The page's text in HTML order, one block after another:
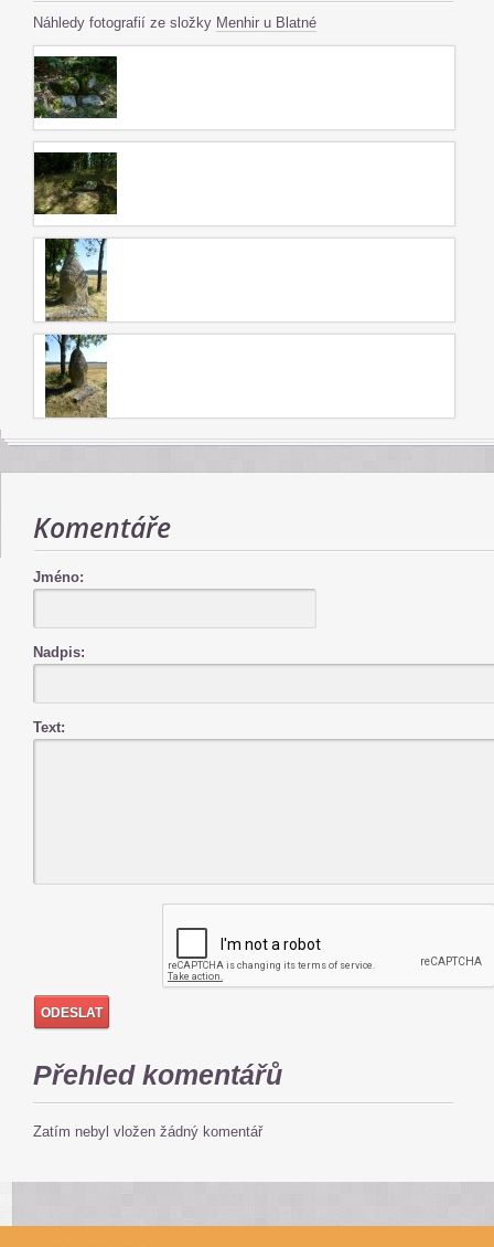
Náhledy fotografií ze složky Menhir u Blatné
Komentáře
Jméno:
Nadpis:
Text:
Přehled komentářů
Zatím nebyl vložen žádný komentář